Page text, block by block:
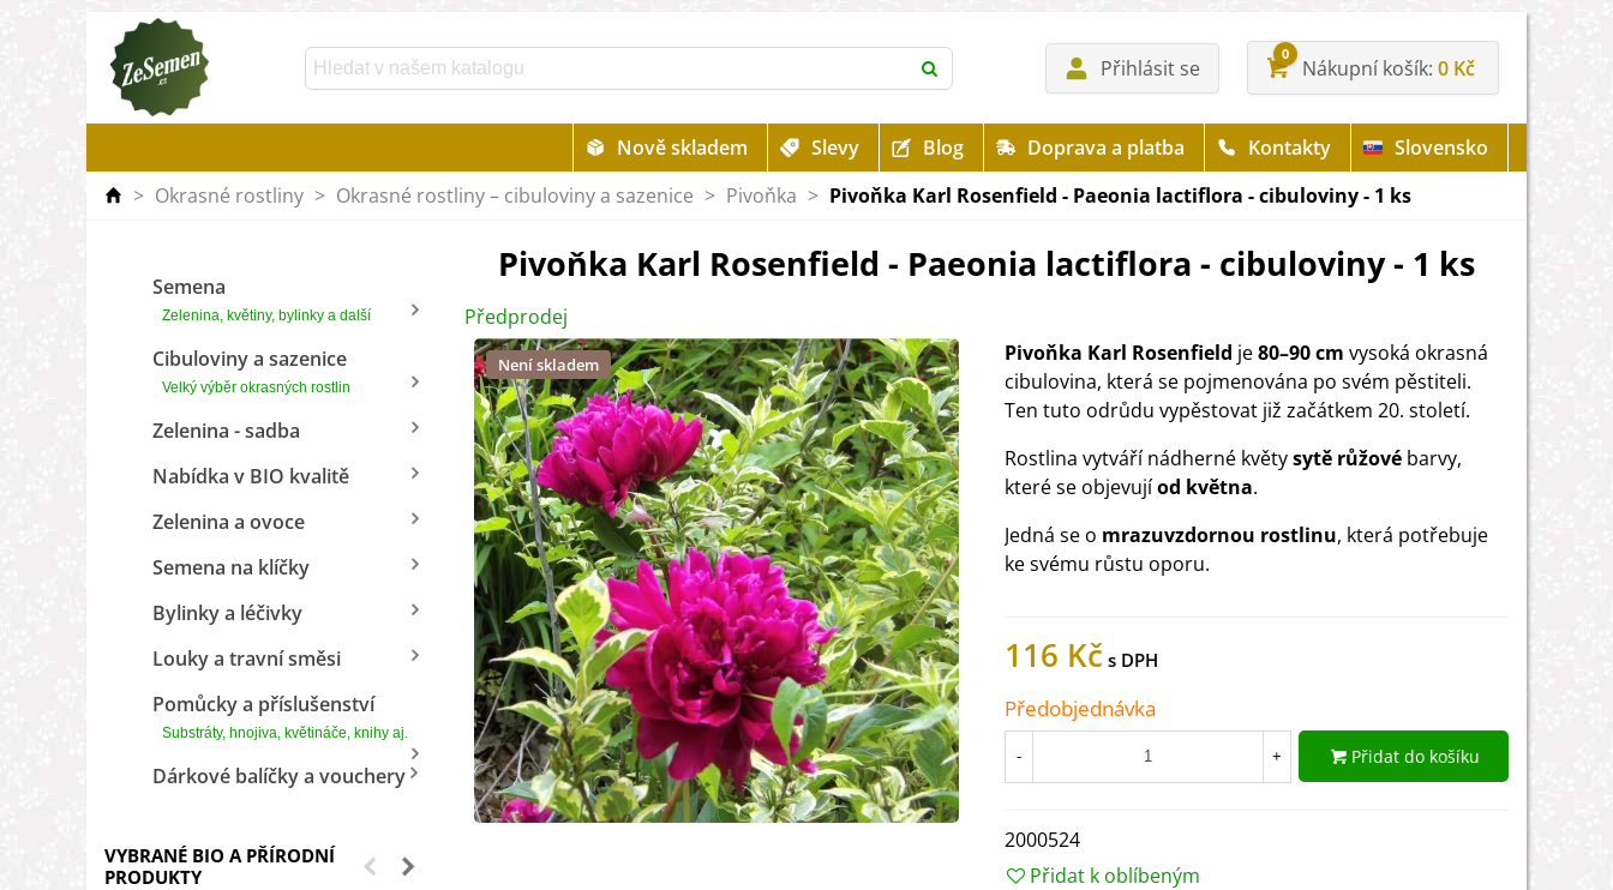
Přihlásit se
0
Nákupní košík 0 Kč
Nově skladem Slevy Blog Doprava a platba Kontakty
Slovensko
> Okrasné rostliny > Okrasné rostliny – cibuloviny a sazenice > Pivoňka > Pivoňka Karl Rosenfield - Paeonia lactiflora - cibuloviny - 1 ks
Semena
Zelenina, květiny, bylinky a další
Cibuloviny a sazenice
Velký výběr okrasných rostlin
Zelenina - sadba
Nabídka v BIO kvalitě
Zelenina a ovoce
Semena na klíčky
Bylinky a léčivky
Louky a travní směsi
Pomůcky a příslušenství
Substráty, hnojiva, květináče, knihy aj.
Dárkové balíčky a vouchery
VYBRANÉ BIO A PŘÍRODNÍ
PRODUKTY
Pivoňka Karl Rosenfield - Paeonia lactiflora - cibuloviny - 1 ks
Předprodej
Není skladem Pivoňka Karl Rosenfield je80–90 cm vysoká okrasná
cibulovina, která se pojmenována po svém pěstiteli.
Ten tuto odrůdu vypěstovat již začátkem 20. století.
Rostlina vytváří nádherné květysytě růžové barvy,
které se objevujíod května.
Jedná se o mrazuvzdornou rostlinu, která potřebuje
ke svému růstu oporu.
116 Kč
Předobjednávka
- + Přidat do košíku
2000524
Přidat k oblíbeným